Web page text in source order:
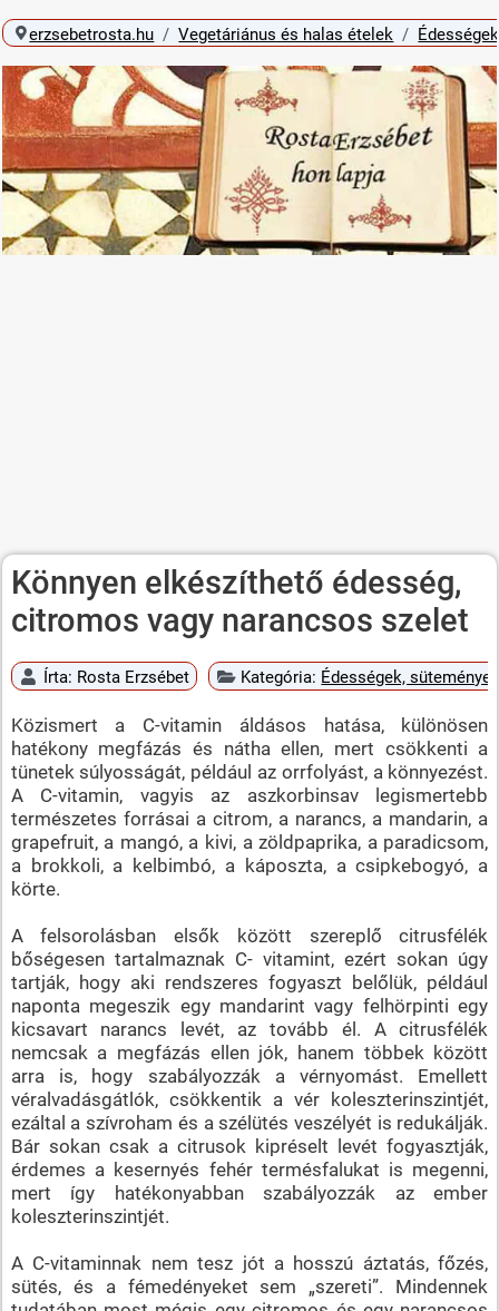
erzsebetrosta.hu Vegetáriánus és halas ételek
Könnyen elkészíthető édesség,
citromos vagy narancsos szelet
Írta: Rosta Erzsébet Kategória: Édességek,
Közismert a C-vitamin áldásos hatása, különösen
hatékony megfázás és nátha ellen, mert csökkenti a
tünetek súlyosságát, például az orrfolyást, a könnyezést.
A C-vitamin, vagyis az aszkorbinsav legismertebb
természetes forrásai a citrom, a narancs, a mandarin, a
grapefruit, a mangó, a kivi, a zöldpaprika, a paradicsom,
a brokkoli, a kelbimbó, a káposzta, a csipkebogyó, a
körte.
A felsorolásban elsők között szereplő citrusfélék
bőségesen tartalmaznak C- vitamint, ezért sokan úgy
tartják, hogy aki rendszeres fogyaszt belőlük, például
naponta megeszik egy mandarint vagy felhörpinti egy
kicsavart narancs levét, az tovább él. A citrusfélék
nemcsak a megfázás ellen jók, hanem többek között
arra is, hogy szabályozzák a vérnyomást. Emellett
véralvadásgátlók, csökkentik a vér koleszterinszintjét,
ezáltal a szívroham és a szélütés veszélyét is redukálják.
Bár sokan csak a citrusok kipréselt levét fogyasztják,
érdemes a kesernyés fehér termésfalukat is megenni,
mert így hatékonyabban szabályozzák az ember
koleszterinszintjét.
A C-vitaminnak nem tesz jót a hosszú áztatás, főzés,
sütés, és a fémedényeket sem „szereti”. Mindennek